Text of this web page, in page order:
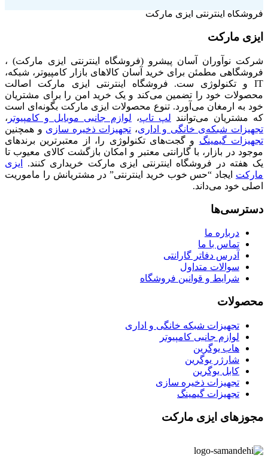
فروشگاه اینترنتی ایزی مارکت
ایزی مارکت
شرکت نوآوران آسان پیشرو (فروشگاه اینترنتی ایزی مارکت) ،
فروشگاهی مطمئن برای خرید آسان کالاهای بازار کامپیوتر، شبکه،
IT و تکنولوژی ست. فروشگاه اینترنتی ایزی مارکت اصالت
محصولات خود را تضمین می‌کند و یک خرید امن را برای مشتریان
خود به ارمغان می‌آورد. تنوع محصولات ایزی مارکت بگونه‌ای است
که مشتریان می‌توانند لپ تاپ، لوازم جانبی موبایل و کامپیوتر ،
تجهیزات شبکه‌ی خانگی و اداری، تجهیزات ذخیره سازی و همچنین
تجهیزات گیمینگ و گجت‌های تکنولوژی را، از معتبرترین برندهای
موجود در بازار، با گارانتی معتبر و امکان بازگشت کالای معیوب تا
یک هفته در فروشگاه اینترنتی ایزی مارکت خریداری کنند.
ایزی
مارکت ایجاد “حس خوب خرید اینترنتی” در مشتریانش را ماموریت
اصلی خود می‌داند.
دسترسی‌ها
درباره ما
تماس با ما
آدرس دفاتر گارانتی
سوالات متداول
شرایط و قوانین فروشگاه
محصولات
تجهیزات شبکه خانگی و اداری
لوازم جانبی کامپیوتر
هاب یوگرین
شارژر یوگرین
کابل یوگرین
تجهیزات ذخیره سازی
تجهیزات گیمینگ
مجوزهای ایزی مارکت